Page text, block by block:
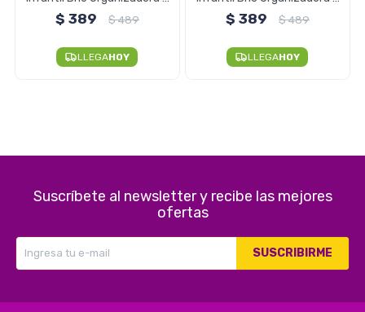
Astronauta
$ 389 $489
LLEGAHOY
Tiburon
$ 389 $489
LLEGAHOY
Suscríbete al newsletter y recibe las mejores
ofertas
SUSCRIBIRME
Pequeños electrodomésticos
Deportes y Tiempo Libre